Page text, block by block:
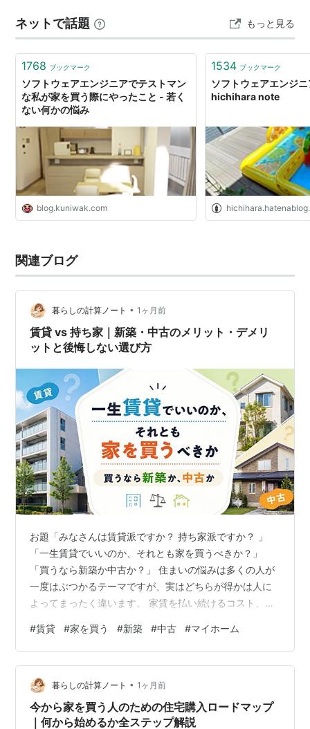
ン」のように、月々の支払いを安く抑えられる新築物件
も増えています。ですが、50年という年月は決して短く
ありません。将来の情勢や老後の資金準備…
ネットで話題 もっと見る
1768 ブックマーク
ソフトウェアエンジニアでテストマン
な私が家を買う際にやったこと - 若く
ない何かの悩み
blog.kuniwak.com
1534 ブックマーク
ソフトウェアエンジ
hichihara note
関連ブログ
暮らしの計算ノート • 1ヶ月前
賃貸 vs 持ち家｜新築・中古のメリット・デメリ
ットと後悔しない選び方
お題「みなさんは賃貸派ですか？ 持ち家派ですか？ 」
「一生賃貸でいいのか、それとも家を買うべきか？」
「買うなら新築か中古か？」 住まいの悩みは多くの人が
一度はぶつかるテーマですが、実はどちらが得かは人に
よってまったく違います。 家賃を払い続けるコスト、住
するかによって最適な選択は変わるため、単純に「賃貸
が損」「持ち家が得」とは言えません。 この記事では、
賃貸と持ち家のメリット・デメリット、新築と中古の違
いをわかりやすく整理し、あなたの価値観やライフプラ
ンに合った選択を見つけるための考え方を解説します。
まずは下の診断ツールで、あなたに合う…
#賃貸 #家を買う #新築 #中古 #マイホーム
暮らしの計算ノート • 1ヶ月前
今から家を買う人のための住宅購入ロードマップ
｜何から始めるか全ステップ解説